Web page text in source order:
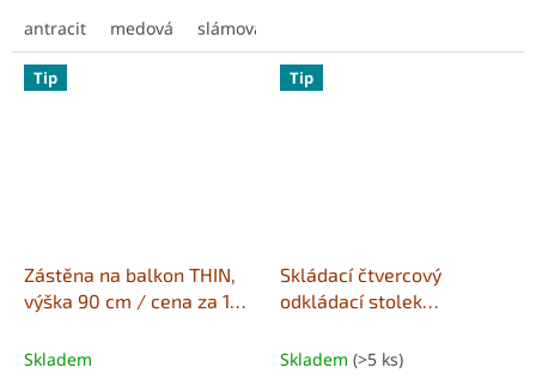
životnost cenově dostupné
vysoce odolné lehce...
antracit medová slámová
Tip
Zástěna na balkon THIN,
výška 90 cm / cena za 1
Skladem
Tip
Skládací čtvercový
odkládací stolek
Skladem (>5 ks)